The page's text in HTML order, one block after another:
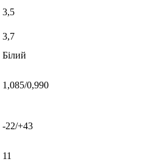
3,5
3,7
Білий
1,085/0,990
-22/+43
11